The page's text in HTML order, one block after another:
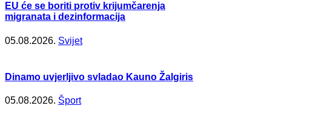
EU će se boriti protiv krijumčarenja
migranata i dezinformacija
05.08.2026. Svijet
Dinamo uvjerljivo svladao Kauno Žalgiris
05.08.2026. Šport